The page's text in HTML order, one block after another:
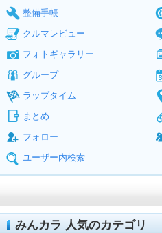
整備手帳
クルマレビュー
フォトギャラリー
グループ
ラップタイム
まとめ
フォロー
ユーザー内検索
みんカラ 人気のカテゴリ